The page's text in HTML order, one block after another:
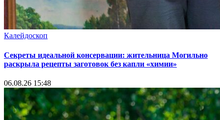
Калейдоскоп
Секреты идеальной консервации: жительница Могильно
раскрыла рецепты заготовок без капли «химии»
06.08.26 15:48